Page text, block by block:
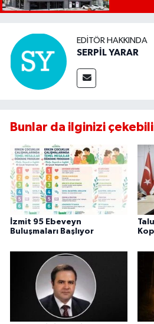
EDITÖR HAKKINDA
SERPİL YARAR
Bunlar da ilginizi
İzmit 95 Ebeveyn
Buluşmaları Başlıyor